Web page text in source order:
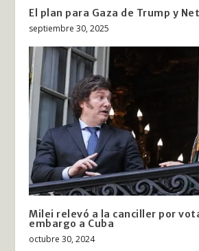
El plan para Gaza de Trump y
septiembre 30, 2025
Milei relevó a la canciller por
embargo a Cuba
octubre 30, 2024